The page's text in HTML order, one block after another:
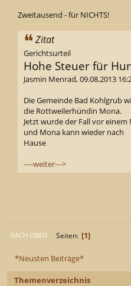
*Neusten Beiträge*
Themenverzeichnis
Zweitausend - für NICHTS!
Zitat
Gerichtsurteil
Hohe Steuer für
Jasmin Menrad, 09.08.2013
Die Gemeinde Bad Kohlgrub
die Rottweilerhündin Mona.
Jetzt wurde der Fall vor
und Mona kann wieder nach
Hause
----weiter--->
NACH OBEN Seiten 1